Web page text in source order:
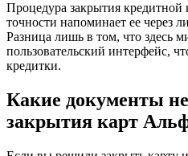
Процедура закрытия кредитной
точности напоминает ее через
Разница лишь в том, что здесь
пользовательский интерфейс,
кредитки.
Какие документы
закрытия карт